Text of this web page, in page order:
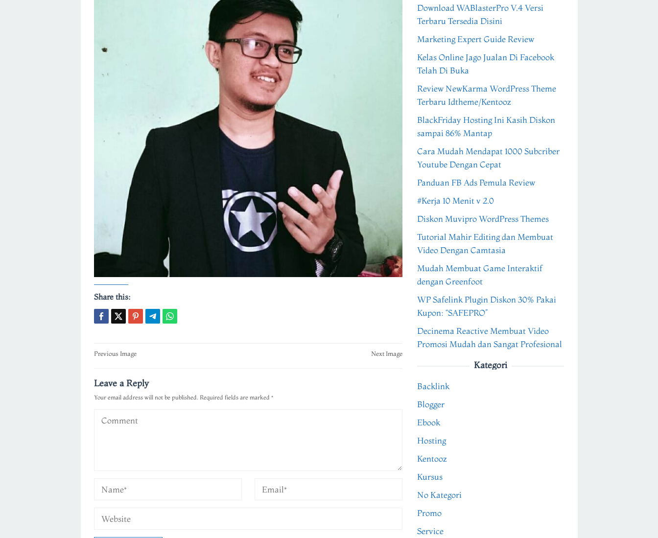
Share this:
Post
Previous Image Next Image
Leave a Reply
Your email address will not be published. Required fields are marked *
Download WABlasterPro V.4 Versi
Terbaru Tersedia Disini
Marketing Expert Guide Review
Kelas Online Jago Jualan Di Facebook
Telah Di Buka
Review NewKarma WordPress Theme
Terbaru Idtheme/Kentooz
BlackFriday Hosting Ini Kasih Diskon
sampai 86% Mantap
Cara Mudah Mendapat 1000 Subcriber
Youtube Dengan Cepat
Panduan FB Ads Pemula Review
#Kerja 10 Menit v 2.0
Diskon Muvipro WordPress Themes
Tutorial Mahir Editing dan Membuat
Video Dengan Camtasia
Mudah Membuat Game Interaktif
dengan Greenfoot
WP Safelink Plugin Diskon 30% Pakai
Kupon: “SAFEPRO”
Decinema Reactive Membuat Video
Promosi Mudah dan Sangat Profesional
Kategori
Backlink
Blogger
Ebook
Hosting
Kentooz
Kursus
No Kategori
Promo
Service